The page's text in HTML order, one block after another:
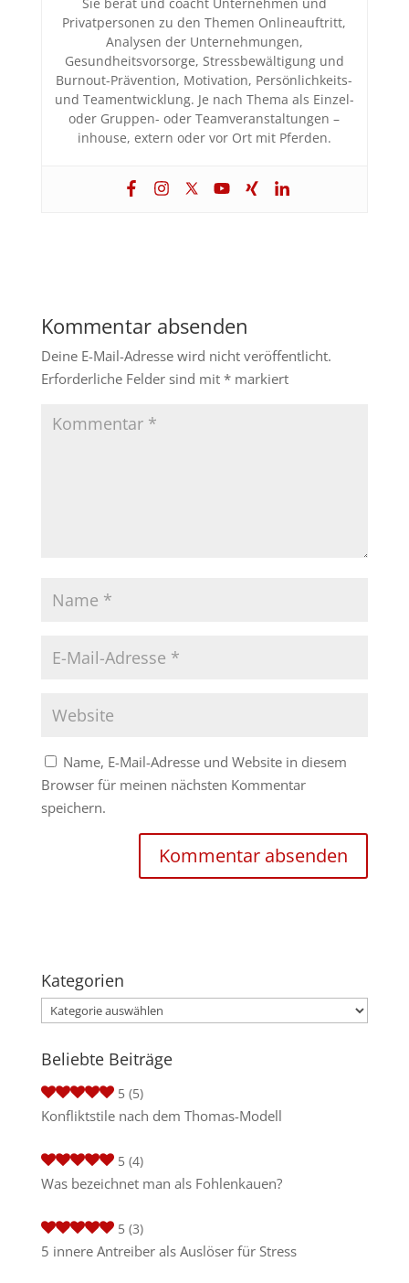
Privatpersonen zu den Themen Onlineauftritt,
Analysen der Unternehmungen,
Gesundheitsvorsorge, Stressbewältigung und
Burnout-Prävention, Motivation, Persönlichkeits-
und Teamentwicklung. Je nach Thema als Einzel-
oder Gruppen- oder Teamveranstaltungen –
inhouse, extern oder vor Ort mit Pferden.
Kommentar absenden
Deine E-Mail-Adresse wird nicht veröffentlicht.
Erforderliche Felder sind mit *markiert
Name, E-Mail-Adresse und Website in diesem
Browser für meinen nächsten Kommentar
speichern.
Kategorien
Kategorien
Beliebte Beiträge
5 (5)
Konfliktstile nach dem Thomas-Modell
5 (4)
Was bezeichnet man als Fohlenkauen?
5 (3)
5 innere Antreiber als Auslöser für Stress